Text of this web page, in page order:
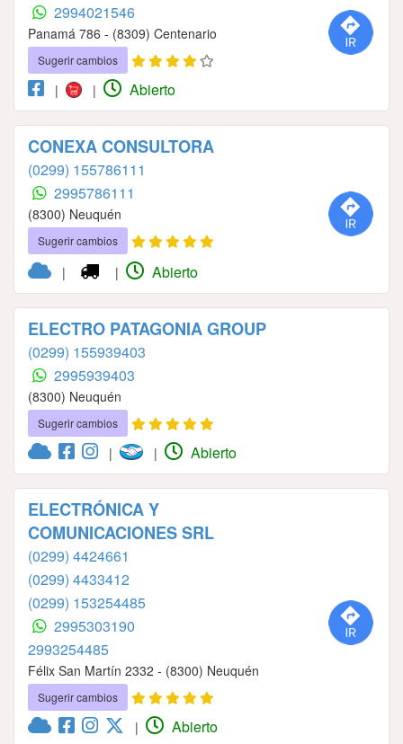
2994021546
Panamá 786 - (8309) Centenario
Sugerir cambios
| | Abierto
CONEXA CONSULTORA
(0299) 155786111
2995786111
(8300) Neuquén
Sugerir cambios
| | Abierto
ELECTRO PATAGONIA GROUP
(0299) 155939403
2995939403
(8300) Neuquén
Sugerir cambios
| | Abierto
ELECTRÓNICA Y
COMUNICACIONES SRL
(0299) 4424661
(0299) 4433412
(0299) 153254485
2995303190
2993254485
Félix San Martín 2332 - (8300) Neuquén
Sugerir cambios
| Abierto